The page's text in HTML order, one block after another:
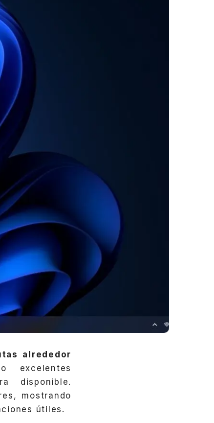
alrededor
excelentes
disponible.
mostrando
útiles.